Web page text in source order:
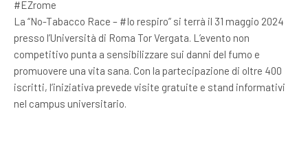
#EZrome
La “No-Tabacco Race – #Io respiro” si terrà il 31 maggio 2024
presso l’Università di Roma Tor Vergata. L’evento non
competitivo punta a sensibilizzare sui danni del fumo e
promuovere una vita sana. Con la partecipazione di oltre 400
iscritti, l’iniziativa prevede visite gratuite e stand informativi
nel campus universitario.